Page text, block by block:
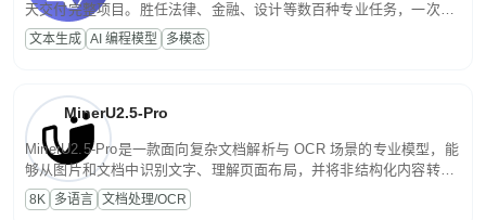
天交付完整项目。胜任法律、金融、设计等数百种专业任务，一次对
话端到端交付生产级成果。原生视觉理解贯穿规划、执行与验证全流
程，支持超长文档与长视频的深度语义解析。长程任务中自主规划与
文本生成 AI 编程模型 多模态
MinerU2.5-Pro
MinerU2.5-Pro是一款面向复杂文档解析与 OCR 场景的专业模型，能
够从图片和文档中识别文字、理解页面布局，并将非结构化内容转换
为便于存储、检索和二次处理的结构化结果。
8K 多语言 文档处理/OCR